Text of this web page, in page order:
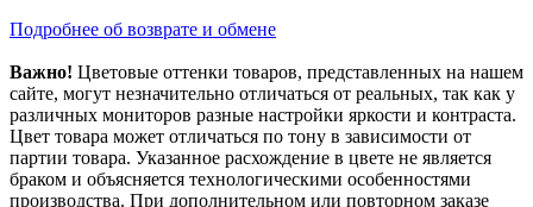
Подробнее об возврате и обмене
Важно! Цветовые оттенки товаров, представленных на нашем
сайте, могут незначительно отличаться от реальных, так как у
различных мониторов разные настройки яркости и контраста.
Цвет товара может отличаться по тону в зависимости от
партии товара. Указанное расхождение в цвете не является
браком и объясняется технологическими особенностями
производства. При дополнительном или повторном заказе